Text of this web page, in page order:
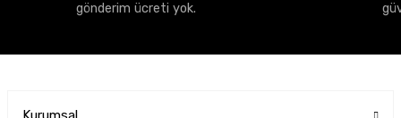
gönderim ücreti yok.